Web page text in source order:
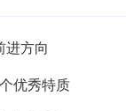
进方向
优秀特质